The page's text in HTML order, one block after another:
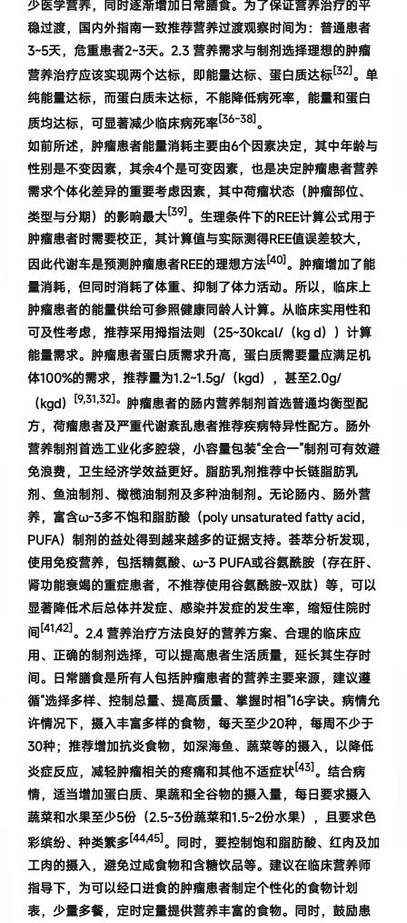
少医学营养，同时逐渐增加日常膳食。 为了保证营养治疗的平
稳过渡，国内外指南一致推荐营养过渡观察时间为：普通患者
3~5天，危重患者2~3天。 2.3 营养需求与制剂选择理想的肿瘤
营养治疗应该实现两个达标，即能量达标、蛋白质达标[32] 。单
纯能量达标，而蛋白质未达标，不能降低病死率，能量和蛋白
质均达标，可显著减少临床病死率[36~38] 。
如前所述， 肿瘤患者能量消耗主要由6个因素决定， 其中年龄与
性别是不变因素， 其余4个是可变因素， 也是决定肿瘤患者营养
需求个体化差异的重要考虑因素， 其中荷瘤状态 （肿瘤部位、
类型与分期） 的影响最大[39] 。 生理条件下的REE计算公式用于
肿瘤患者时需要校正， 其计算值与实际测得REE值误差较大，
因此代谢车是预测肿瘤患者REE的理想方法[40] 。 肿瘤增加了能
量消耗， 但同时消耗了体重、抑制了体力活动。 所以， 临床上
肿瘤患者的能量供给可参照健康同龄人计算。从临床实用性和
可及性考虑，推荐采用拇指法则（25~30kcal/（kg d））计算
能量需求。肿瘤患者蛋白质需求升高，蛋白质需要量应满足机
体100%的需求，推荐量为1.2~1.5g/（kgd），甚至2.0g/
（kgd）
[9,31,32] 。 肿瘤患者的肠内营养制剂首选普通均衡型配
方，荷瘤患者及严重代谢紊乱患者推荐疾病特异性配方。肠外
营养制剂首选工业化多腔袋，小容量包装“全合一”制剂可有效避
免浪费，卫生经济学效益更好。脂肪乳剂推荐中长链脂肪乳
剂、鱼油制剂、橄榄油制剂及多种油制剂。无论肠内、肠外营
养，富含ω-3多不饱和脂肪酸（poly unsaturated fatty acid，
PUFA）制剂的益处得到越来越多的证据支持。荟萃分析发现，
使用免疫营养，包括精氨酸、ω-3 PUFA或谷氨酰胺（存在肝、
肾功能衰竭的重症患者，不推荐使用谷氨酰胺-双肽）等，可以
显著降低术后总体并发症、感染并发症的发生率，缩短住院时
间 [41,42] 。 2.4营养治疗方法良好的营养方案、合理的临床应
用、正确的制剂选择，可以提高患者生活质量，延长其生存时
间。 日常膳食是所有人包括肿瘤患者的营养主要来源，建议遵
循“选择多样、控制总量、提高质量、掌握时相”16字诀。病情允
许情况下，摄入丰富多样的食物，每天至少20种，每周不少于
30种；推荐增加抗炎食物，如深海鱼、蔬菜等的摄入，以降低
炎症反应，减轻肿瘤相关的疼痛和其他不适症状[43] 。结合病
情，适当增加蛋白质、果蔬和全谷物的摄入量，每日要求摄入
蔬菜和水果至少5份（2.5~3份蔬菜和1.5~2份水果），且要求色
彩缤纷、种类繁多[44,45] 。同时，要控制饱和脂肪酸、红肉及加
工肉的摄入，避免过咸食物和含糖饮品等。建议在临床营养师
指导下，为可以经口进食的肿瘤患者制定个性化的食物计划
表，少量多餐，定时定量提供营养丰富的食物。同时，鼓励患